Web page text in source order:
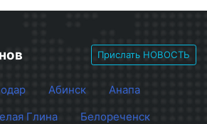
Прислать НОВОСТЬ
Абинск
Анапа
Глина
Белореченск